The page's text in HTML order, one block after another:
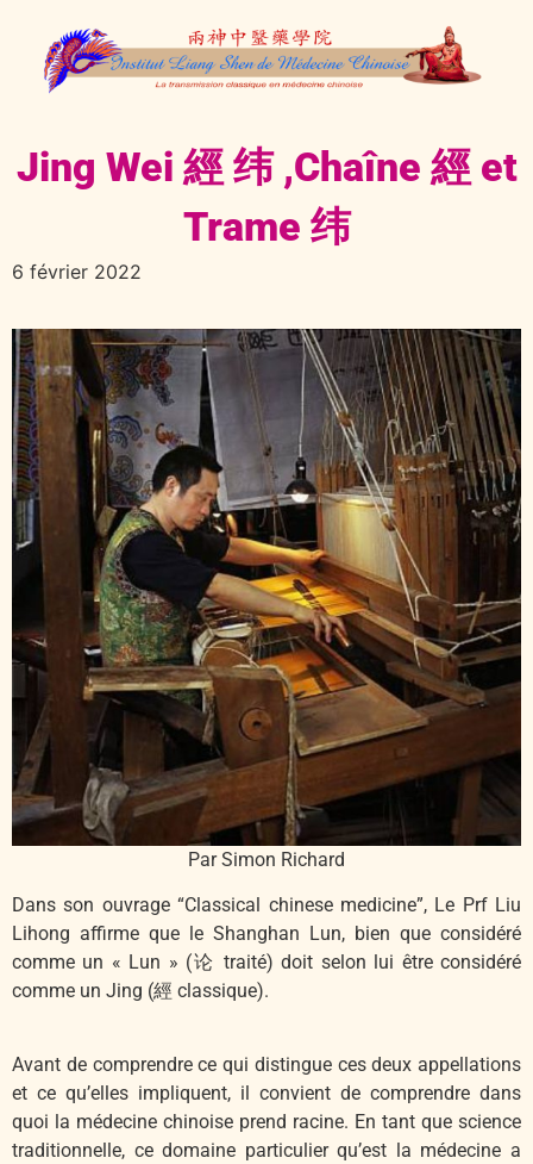
Jing Wei 經 纬 ,Chaîne 經 et
Trame 纬
6 février 2022
Par Simon Richard
Dans son ouvrage “Classical chinese medicine”, Le Prf Liu
Lihong affirme que le Shanghan Lun, bien que considéré
comme un « Lun » (论 traité) doit selon lui être considéré
comme un Jing (經 classique).
Avant de comprendre ce qui distingue ces deux appellations
et ce qu’elles impliquent, il convient de comprendre dans
quoi la médecine chinoise prend racine. En tant que science
traditionnelle, ce domaine particulier qu’est la médecine a